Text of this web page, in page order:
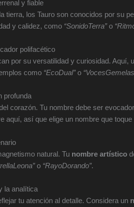
y fiable
tierra, los Tauro son conocidos por su
y calidez, como “SonidoTerra”o
polifacético
por su versatilidad y curiosidad. Aquí,
como “EcoDual”o
profunda
corazón. Tu nombre debe ser
aquí, así que elige un nombre que toque
natural. Tu nombre artístico
o “RayoDorando”.
la analítica
tu atención al detalle. Considera un